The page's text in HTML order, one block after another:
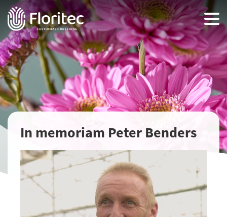
In memoriam Peter Benders